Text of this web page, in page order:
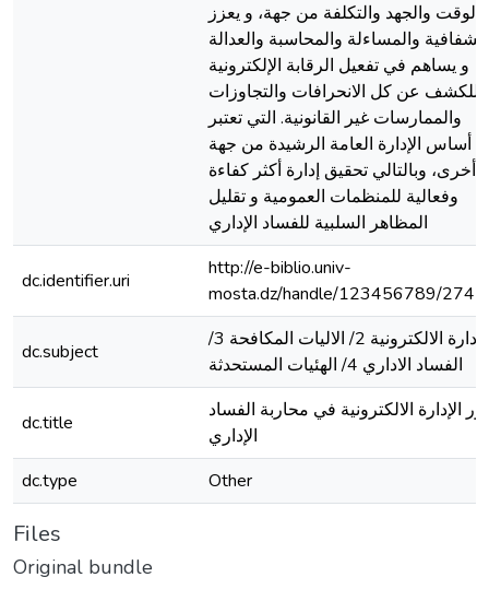
الوقت والجهد والتكلفة من جهة، و يعزز
الشفافية والمساءلة والمحاسبة والعدالة
و يساهم في تفعيل الرقابة الإلكترونية
للكشف عن كل الانحرافات والتجاوزات
والممارسات غير القانونية. التي تعتبر
أساس الإدارة العامة الرشيدة من جهة
أخرى، وبالتالي تحقيق إدارة أكثر كفاءة
وفعالية للمنظمات العمومية و تقليل
المظاهر السلبية للفساد الإداري
dc.identifier.uri
http://e-biblio.univ-
mosta.dz/handle/123456789/
dc.subject
الادارة الالكترونية 2/ الاليات المكافحة 3/
الفساد الاداري 4/ الهئيات المستحدثة
dc.title
الإدارة الالكترونية في محاربة الفساد
الإداري
dc.type
Other
Files
Original bundle